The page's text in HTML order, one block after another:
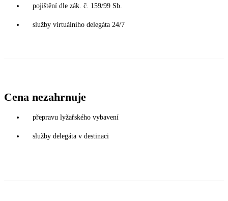
pojištění dle zák. č. 159/99 Sb.
služby virtuálního delegáta 24/7
Cena nezahrnuje
přepravu lyžařského vybavení
služby delegáta v destinaci